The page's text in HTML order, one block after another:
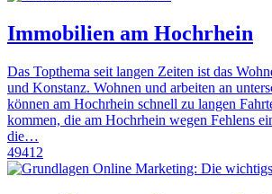
Immobilien am Hochrhein
Das Topthema seit langen Zeiten ist das
und Konstanz. Wohnen und arbeiten an
können am Hochrhein schnell zu langen
kommen, die am Hochrhein wegen Fehlens
die…
49412